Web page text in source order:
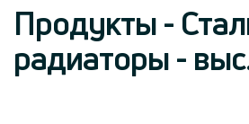
Продукты -
радиаторы -